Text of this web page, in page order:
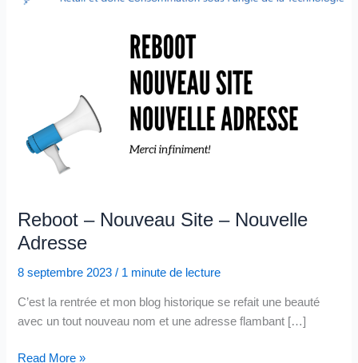
Reboot – Nouveau Site – Nouvelle
Adresse
8 septembre 2023/ 1 minute de lecture
C’est la rentrée et mon blog historique se refait une beauté
avec un tout nouveau nom et une adresse flambant […]
Reboot
Read More »